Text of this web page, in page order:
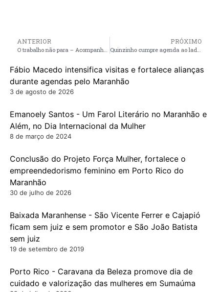
ANTERIOR PRÓXIMO
Fábio Macedo intensifica visitas e fortalece alianças
durante agendas pelo Maranhão
3 de agosto de 2026
Emanoely Santos - Um Farol Literário no Maranhão e
Além, no Dia Internacional da Mulher
8 de março de 2024
Conclusão do Projeto Força Mulher, fortalece o
empreendedorismo feminino em Porto Rico do
Maranhão
30 de julho de 2026
Baixada Maranhense - São Vicente Ferrer e Cajapió
ficam sem juiz e sem promotor e São João Batista
sem juiz
19 de setembro de 2019
Porto Rico - Caravana da Beleza promove dia de
cuidado e valorização das mulheres em Sumaúma